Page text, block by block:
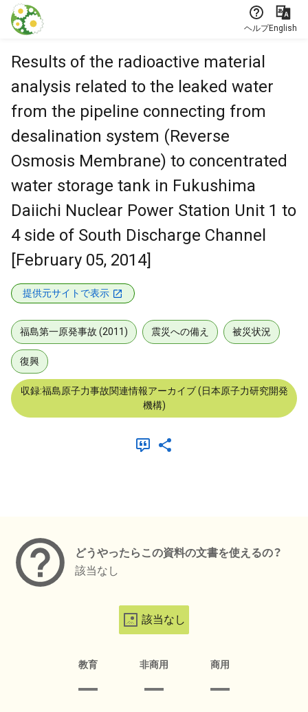
本文に飛ぶ
ヘルプEnglish
Results of the radioactive material
analysis related to the leaked water
from the pipeline connecting from
desalination system (Reverse
Osmosis Membrane) to concentrated
water storage tank in Fukushima
Daiichi Nuclear Power Station Unit 1 to
4 side of South Discharge Channel
[February 05, 2014]
提供元サイトで表示
福島第一原発事故 (2011) 震災への備え 被災状況
復興
収録:福島原子力事故関連情報アーカイブ (日本原子力研究開発
機構)
どうやったらこの資料の文書を使えるの？
該当なし
該当なし
教育 非商用 商用